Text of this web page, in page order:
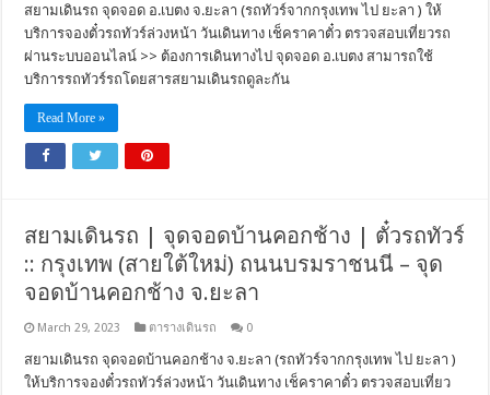
สยามเดินรถ จุดจอด อ.เบตง จ.ยะลา (รถทัวร์จากกรุงเทพ ไป ยะลา ) ให้
บริการจองตั๋วรถทัวร์ล่วงหน้า วันเดินทาง เช็คราคาตั๋ว ตรวจสอบเที่ยวรถ
ผ่านระบบออนไลน์ >> ต้องการเดินทางไป จุดจอด อ.เบตง สามารถใช้
บริการรถทัวร์รถโดยสารสยามเดินรถดูละกัน
Read More »
สยามเดินรถ | จุดจอดบ้านคอกช้าง | ตั๋วรถทัวร์
:: กรุงเทพ (สายใต้ใหม่) ถนนบรมราชนนี – จุด
จอดบ้านคอกช้าง จ.ยะลา
March 29, 2023 ตารางเดินรถ 0
สยามเดินรถ จุดจอดบ้านคอกช้าง จ.ยะลา (รถทัวร์จากกรุงเทพ ไป ยะลา )
ให้บริการจองตั๋วรถทัวร์ล่วงหน้า วันเดินทาง เช็คราคาตั๋ว ตรวจสอบเที่ยว